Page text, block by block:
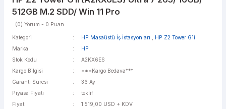
512GB M.2 SDD/ Win 11 Pro
(0) Yorum - 0 Puan
Kategori HP Masaüstü İş İstasyonları
HP Z2 Tower G1i
Marka
HP
Stok Kodu
A2KX6ES
Kargo Bilgisi
***Kargo Bedava***
Garanti Süresi
36 Ay
Piyasa Fiyatı
teklif
Fiyat
1.519,00 USD + KDV